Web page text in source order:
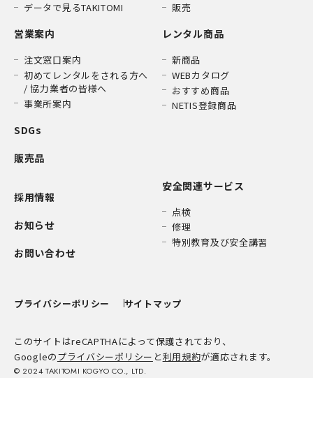
データで見るTAKITOMI
販売
営業案内
注文窓口案内
初めてレンタルをされる方へ
/ 協力業者の皆様へ
事業所案内
SDGs
販売品
レンタル商品
新商品
WEBカタログ
おすすめ商品
NETIS登録商品
安全関連サービス
点検
修理
特別教育及び安全講習
採用情報
お知らせ
お問い合わせ
プライバシーポリシー サイトマップ
このサイトはreCAPTHAによって保護されており、
Googleのプライバシーポリシー と利用規約が適応されます。
© 2024 TAKITOMI KOGYO CO., LTD.